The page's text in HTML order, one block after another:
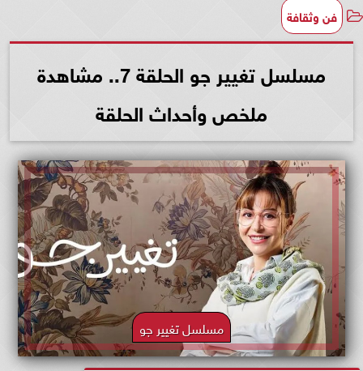
فن وثقافة
مسلسل تغيير جو الحلقة 7.. مشاهدة
ملخص وأحداث الحلقة
مسلسل تغيير جو